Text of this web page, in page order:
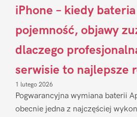
iPhone – kiedy
pojemność, objawy
dlaczego
serwisie to najlepsze
1 lutego 2026
Pogwarancyjna wymiana baterii
obecnie jedna z najczęściej